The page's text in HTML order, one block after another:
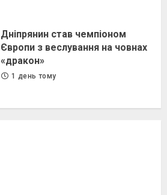
Дніпрянин став чемпіоном
Європи з веслування на човнах
«дракон»
1 день тому